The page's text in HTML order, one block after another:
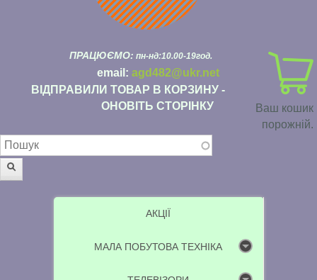
Ваш кошик
порожній.
ПРАЦЮЄМО: пн-нд:10.00-19год.
email: agd482@ukr.net
ВІДПРАВИЛИ ТОВАР В КОРЗИНУ -
ОНОВІТЬ СТОРІНКУ
Пошукова форма
АКЦІЇ
МАЛА ПОБУТОВА ТЕХНІКА